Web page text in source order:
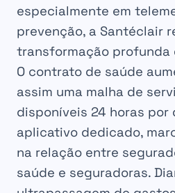
especialmente em
prevenção, a Santéclair
transformação profunda
O contrato de saúde
assim uma malha de
disponíveis 24 horas por
aplicativo dedicado,
na relação entre
saúde e seguradoras.